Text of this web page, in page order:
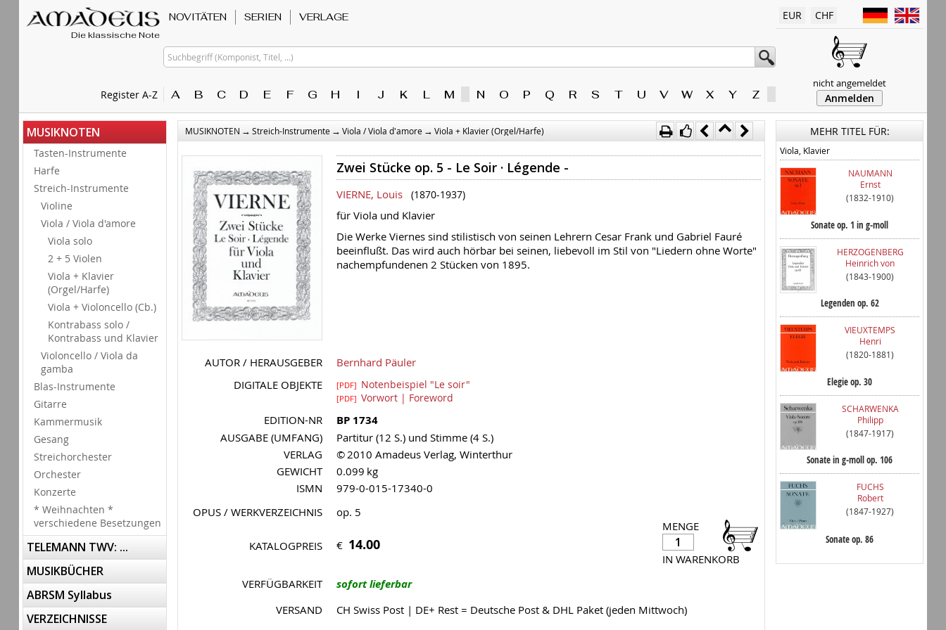
Die klassische Note
Register A-Z
NOVITÄTEN SERIEN VERLAGE
Suchbegriff (Komponist, Titel, ...)
A B C D E F G H I J K L M N O P Q R S T U V W X Y Z
EUR CHF
nicht angemeldet
Anmelden
MUSIKNOTEN
Tasten-Instrumente
Harfe
Streich-Instrumente
Violine
Viola / Viola d'amore
Viola solo
2 + 5 Violen
Viola + Klavier
(Orgel/Harfe)
Viola + Violoncello (Cb.)
Kontrabass solo /
Kontrabass und Klavier
Violoncello / Viola da
gamba
Blas-Instrumente
Gitarre
Kammermusik
Gesang
Streichorchester
Orchester
Konzerte
* Weihnachten *
verschiedene Besetzungen
TELEMANN TWV: ...
MUSIKBÜCHER
ABRSM Syllabus
VERZEICHNISSE
MUSIKNOTEN → Streich-Instrumente → Viola / Viola d'amore → Viola + Klavier (Orgel/Harfe)
Zwei Stücke op. 5 - Le Soir · Légende -
VIERNE, Louis (1870-1937)
für Viola und Klavier
Die Werke Viernes sind stilistisch von seinen Lehrern Cesar Frank und Gabriel Fauré
beeinflußt. Das wird auch hörbar bei seinen, liebevoll im Stil von "Liedern ohne Worte"
nachempfundenen 2 Stücken von 1895.
AUTOR / HERAUSGEBER
Bernhard Päuler
DIGITALE OBJEKTE
[PDF] Notenbeispiel "Le soir"
[PDF] Vorwort | Foreword
EDITION-NR BP 1734
AUSGABE (UMFANG)
Partitur (12 S.) und Stimme (4 S.)
VERLAG
© 2010 Amadeus Verlag, Winterthur
GEWICHT
0.099 kg
ISMN
979-0-015-17340-0
OPUS / WERKVERZEICHNIS
op. 5
MENGE
IN WARENKORB
KATALOGPREIS € 14.00
VERFÜGBARKEIT sofort lieferbar
VERSAND CH Swiss Post | DE+ Rest = Deutsche Post & DHL Paket (jeden Mittwoch)
MEHR TITEL FÜR:
Viola, Klavier
NAUMANN
Ernst
(1832-1910)
Sonate op. 1 in g-moll
HERZOGENBERG
Heinrich von
(1843-1900)
Legenden op. 62
VIEUXTEMPS
Henri
(1820-1881)
Elegie op. 30
SCHARWENKA
Philipp
(1847-1917)
Sonate in g-moll op. 106
FUCHS
Robert
(1847-1927)
Sonate op. 86